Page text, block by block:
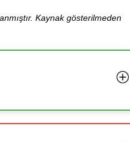
Kaynak gösterilmeden